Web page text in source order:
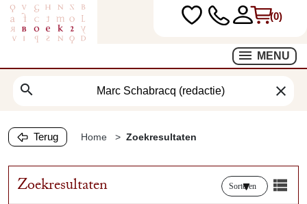
(0)
MENU
search clear
Terug Home Zoekresultaten
Zoekresultaten Sorteren